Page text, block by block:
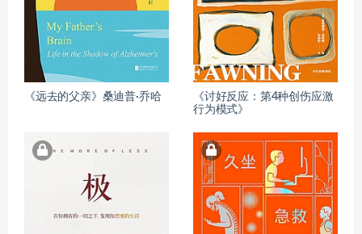
《远去的父亲》桑迪普·乔哈
《讨好反应：第4种创伤应激
行为模式》